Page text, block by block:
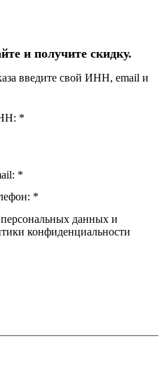
и получите скидку.
введите свой ИНН, email и
*
*
*
данных и
конфиденциальности